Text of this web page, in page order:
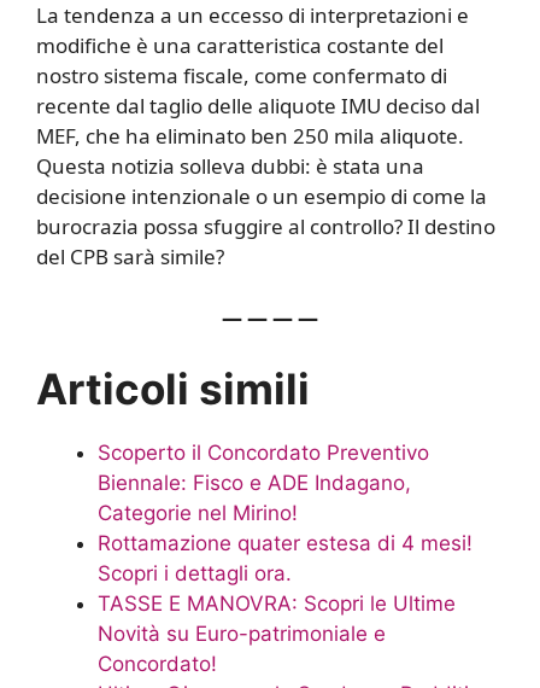
La tendenza a un eccesso di interpretazioni e
modifiche è una caratteristica costante del
nostro sistema fiscale, come confermato di
recente dal taglio delle aliquote IMU deciso dal
MEF, che ha eliminato ben 250 mila aliquote.
Questa notizia solleva dubbi: è stata una
decisione intenzionale o un esempio di come la
burocrazia possa sfuggire al controllo? Il destino
del CPB sarà simile?
— — — —
Articoli simili
Scoperto il Concordato Preventivo
Biennale: Fisco e ADE Indagano,
Categorie nel Mirino!
Rottamazione quater estesa di 4 mesi!
Scopri i dettagli ora.
TASSE E MANOVRA: Scopri le Ultime
Novità su Euro-patrimoniale e
Concordato!